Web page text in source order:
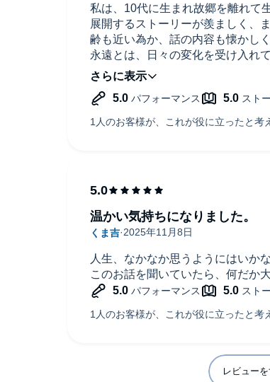
私は、10代に生まれ故郷を離れて
展開するストーリーが羨ましく、
齢も近い為か、話の内容も懐かし
永遠とは、日々の変化を受け入れ
悲しい事も、人生で起きる全ての
るほど本当にその通り、今起きて
良いのだなと思い、前を向いて生
ーでした。
人生、なかなか思うようにはいか
このお話を聞いていたら、何だか
温かい気持ちになりました。
レビュー